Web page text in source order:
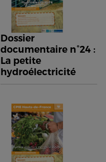
Dossier
documentaire n°24 :
La petite
hydroélectricité